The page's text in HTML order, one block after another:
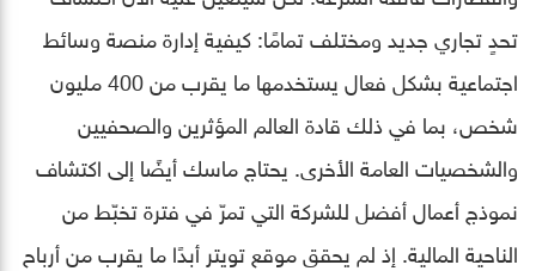
تحدٍ تجاري جديد ومختلف تمامًا: كيفية إدارة منصة وسائط
اجتماعية بشكل فعال يستخدمها ما يقرب من 400 مليون
شخص، بما في ذلك قادة العالم المؤثرين والصحفيين
والشخصيات العامة الأخرى. يحتاج ماسك أيضًا إلى اكتشاف
نموذج أعمال أفضل للشركة التي تمرّ في فترة تخبّط من
الناحية المالية. إذ لم يحقق موقع تويتر أبدًا ما يقرب من أرباح